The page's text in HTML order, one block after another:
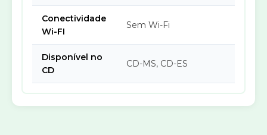
Conectividade
Wi-FI
Sem Wi-Fi
Disponível no
CD
CD-MS, CD-ES